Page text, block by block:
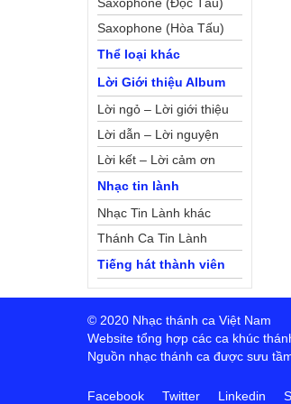
Saxophone (Hòa Tấu)
Thể loại khác
Lời Giới thiệu Album
Lời ngỏ – Lời giới thiệu
Lời dẫn – Lời nguyện
Lời kết – Lời cảm ơn
Nhạc tin lành
Nhạc Tin Lành khác
Thánh Ca Tin Lành
Tiếng hát thành viên
© 2020 Nhạc thánh ca Việt Nam
Website tổng hợp các ca khúc
Nguồn nhạc thánh ca được sưu
Facebook Twitter Linkedin